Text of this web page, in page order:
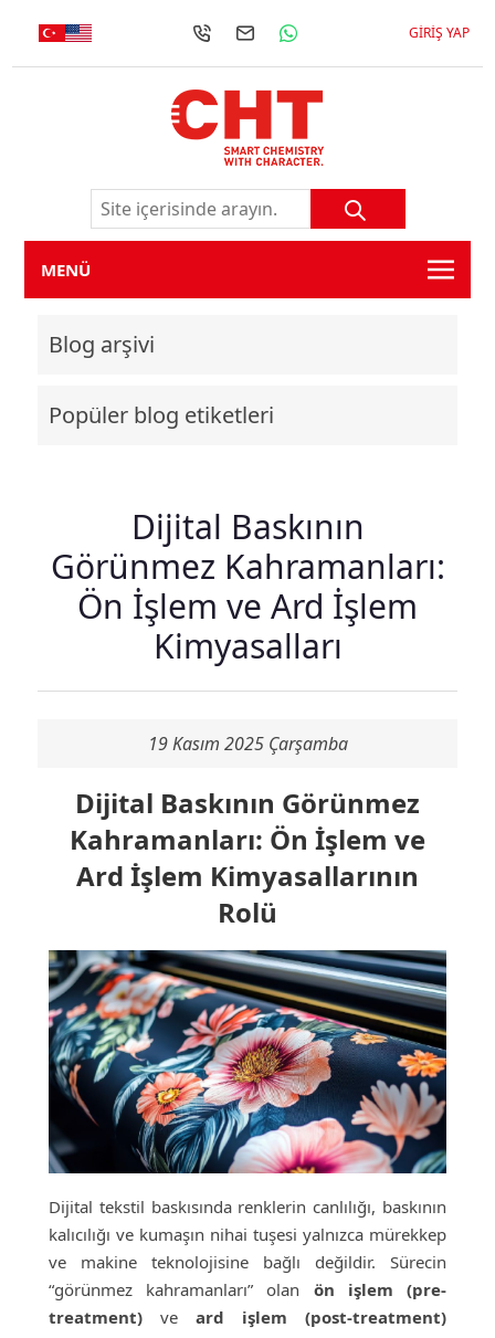
GIRIŞ YAP
MENÜ
Blog arşivi
Popüler blog etiketleri
Dijital Baskının
Görünmez Kahramanları:
Ön İşlem ve Ard İşlem
Kimyasalları
19 Kasım 2025 Çarşamba
Dijital Baskının Görünmez
Kahramanları: Ön İşlem ve
Ard İşlem Kimyasallarının
Rolü
Dijital tekstil baskısında renklerin canlılığı, baskının
kalıcılığı ve kumaşın nihai tuşesi yalnızca mürekkep
ve makine teknolojisine bağlı değildir. Sürecin
“görünmez kahramanları” olan ön işlem (pre-
treatment)ve ard işlem (post-treatment)